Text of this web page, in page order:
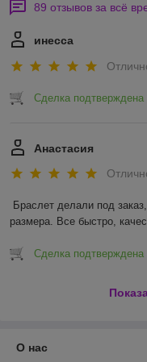
89 отзывов за всё
инесса
Сделка подтверждена
Анастасия
Браслет делали под
размера. Все быстро,
Сделка подтверждена
О нас